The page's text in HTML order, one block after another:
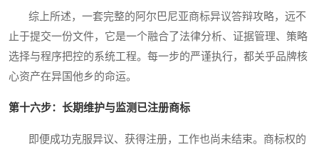
综上所述，一套完整的阿尔巴尼亚商标异议答辩攻略，远不
止于提交一份文件，它是一个融合了法律分析、证据管理、策略
选择与程序把控的系统工程。每一步的严谨执行，都关乎品牌核
心资产在异国他乡的命运。
第十六步：长期维护与监测已注册商标
即便成功克服异议、获得注册，工作也尚未结束。商标权的